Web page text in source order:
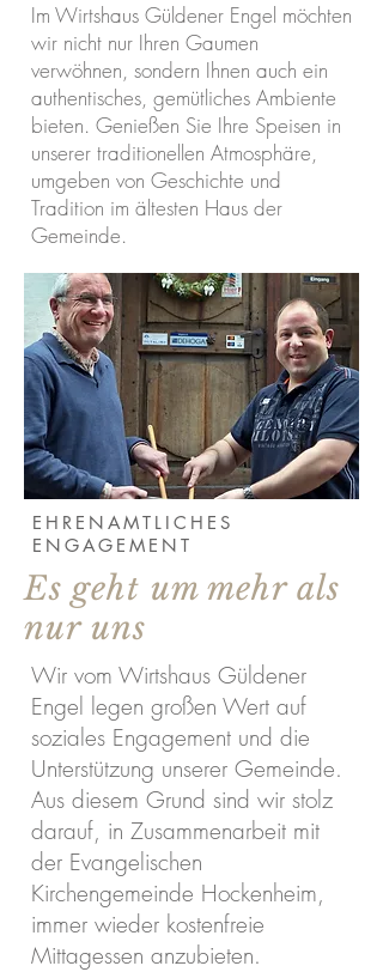
Im Wirtshaus Güldener Engel möchten
wir nicht nur Ihren Gaumen
verwöhnen, sondern Ihnen auch ein
authentisches, gemütliches Ambiente
bieten. Genießen Sie Ihre Speisen in
unserer traditionellen Atmosphäre,
umgeben von Geschichte und
Tradition im ältesten Haus der
Gemeinde.
EHRENAMTLICHES
ENGAGEMENT
Es geht um mehr als
nur uns
Wir vom Wirtshaus Güldener
Engel legen großen Wert auf
soziales Engagement und die
Unterstützung unserer Gemeinde.
Aus diesem Grund sind wir stolz
darauf, in Zusammenarbeit mit
der Evangelischen
Kirchengemeinde Hockenheim,
immer wieder kostenfreie
Mittagessen anzubieten.